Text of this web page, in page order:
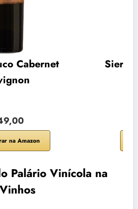
Cabernet
na Amazon
Sierra
Palário Vinícola na